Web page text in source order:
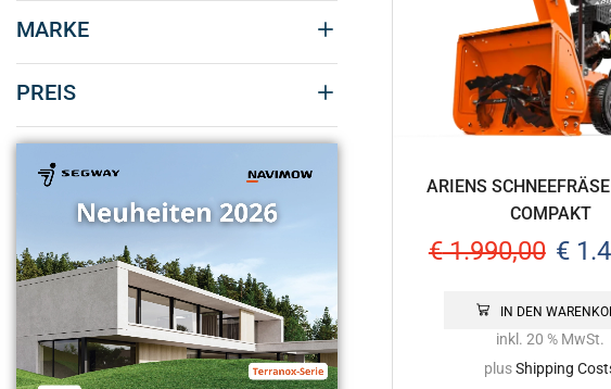
MARKE
PREIS
ARIENS
COMPAKT
€1.990,00 €
IN DEN
inkl. 20 % MwSt.
plusShipping